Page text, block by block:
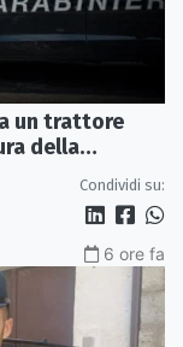
un trattore
della
Condividi su:
6 ore fa